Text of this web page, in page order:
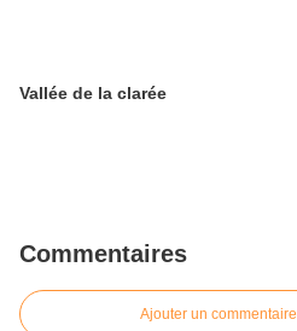
Vallée de la clarée
Commentaires
Ajouter un commentaire